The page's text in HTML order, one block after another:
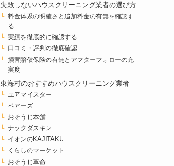
失敗しないハウスクリーニング業者の選び方
料金体系の明確さと追加料金の有無を確認す
る
実績を徹底的に確認する
口コミ・評判の徹底確認
損害賠償保険の有無とアフターフォローの充
実度
東海村のおすすめハウスクリーニング業者
ユアマイスター
ベアーズ
おそうじ本舗
ナックダスキン
イオンのKAJITAKU
くらしのマーケット
おそうじ革命